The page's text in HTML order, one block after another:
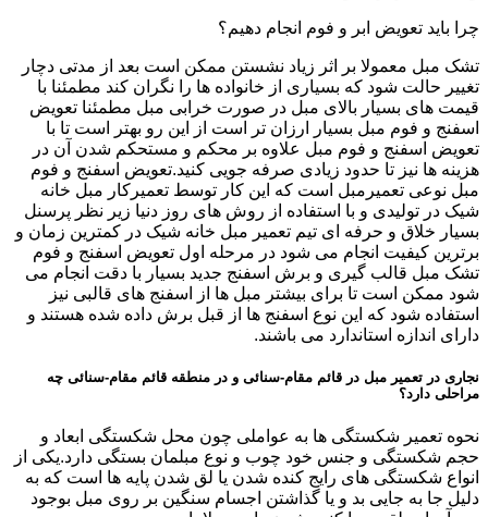
چرا باید تعویض ابر و فوم انجام دهیم؟
تشک مبل معمولا بر اثر زیاد نشستن ممکن است بعد از مدتی دچار
تغییر حالت شود که بسیاری از خانواده ها را نگران کند مطمئنا با
قیمت های بسیار بالای مبل در صورت خرابی مبل مطمئنا تعویض
اسفنج و فوم مبل بسیار ارزان تر است از این رو بهتر است تا با
تعویض اسفنج و فوم مبل علاوه بر محکم و مستحکم شدن آن در
هزینه ها نیز تا حدود زیادی صرفه جویی کنید.تعویض اسفنج و فوم
مبل نوعی تعمیرمبل است که این کار توسط تعمیرکار مبل خانه
شیک در تولیدی و با استفاده از روش های روز دنیا زیر نظر پرسنل
بسیار خلاق و حرفه ای تیم تعمیر مبل خانه شیک در کمترین زمان و
برترین کیفیت انجام می شود در مرحله اول تعویض اسفنج و فوم
تشک مبل قالب گیری و برش اسفنج جدید بسیار با دقت انجام می
شود ممکن است تا برای بیشتر مبل ها از اسفنج های قالبی نیز
استفاده شود که این نوع اسفنج ها از قبل برش داده شده هستند و
دارای اندازه استاندارد می باشند.
نجاری در تعمیر مبل در قائم مقام-سنائی و در منطقه قائم مقام-سنائی چه
مراحلی دارد؟
نحوه تعمیر شکستگی ها به عواملی چون محل شکستگی ابعاد و
حجم شکستگی و جنس خود چوب و نوع مبلمان بستگی دارد.یکی از
انواع شکستگی های رایج کنده شدن یا لق شدن پایه ها است که به
دلیل جا به جایی بد و یا گذاشتن اجسام سنگین بر روی مبل بوجود